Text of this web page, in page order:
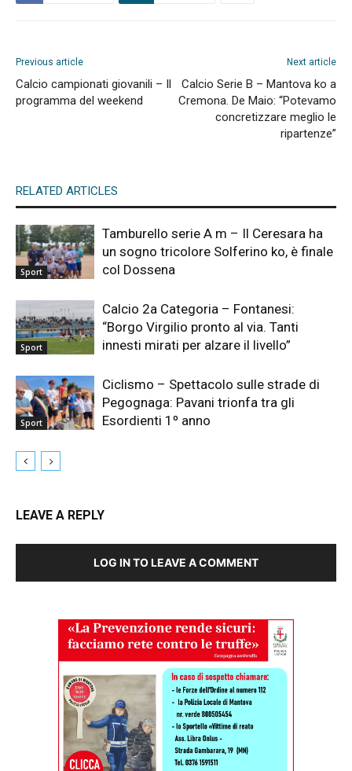
Previous article
Calcio campionati giovanili – Il
programma del weekend
Next article
Calcio Serie B – Mantova ko a
Cremona. De Maio: “Potevamo
concretizzare meglio le
ripartenze”
RELATED ARTICLES
Sport
Tamburello serie A m – Il Ceresara ha
un sogno tricolore Solferino ko, è finale
col Dossena
Sport
Calcio 2a Categoria – Fontanesi:
“Borgo Virgilio pronto al via. Tanti
innesti mirati per alzare il livello”
Sport
Ciclismo – Spettacolo sulle strade di
Pegognaga: Pavani trionfa tra gli
Esordienti 1º anno
LEAVE A REPLY
LOG IN TO LEAVE A COMMENT